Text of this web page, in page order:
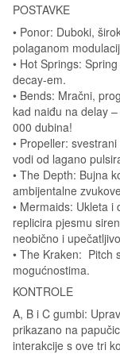
POSTAVKE
• Ponor: Duboki,
polaganom
• Hot Springs:
decay-em.
• Bends: Mračni,
kad naiđu na delay
000 dubina!
• Propeller:
vodi od lagano
• The Depth: Bujna
ambijentalne
• Mermaids: Ukleta i
replicira pjesmu
neobično i
• The Kraken: Pitch
mogućnostima.
KONTROLE
A, B i C gumbi:
prikazano na
interakcije s ove tri